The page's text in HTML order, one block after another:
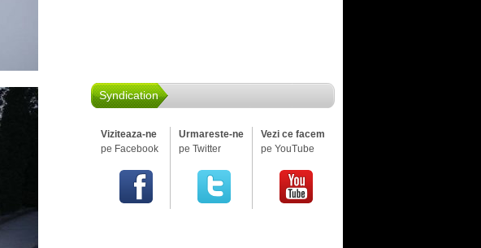
Syndication
Viziteaza-ne
pe Facebook
Urmareste-ne
pe Twitter
Vezi ce facem
pe YouTube